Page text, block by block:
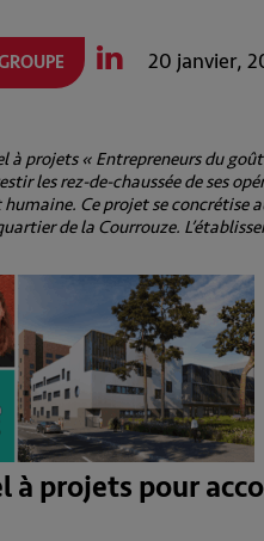
20 janvier,
à projets « Entrepreneurs du
les rez-de-chaussée de ses
Ce projet se concrétise
de la Courrouze.
à projets pour